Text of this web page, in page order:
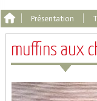
Présentation
muffins aux